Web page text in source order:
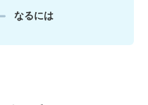
なるには